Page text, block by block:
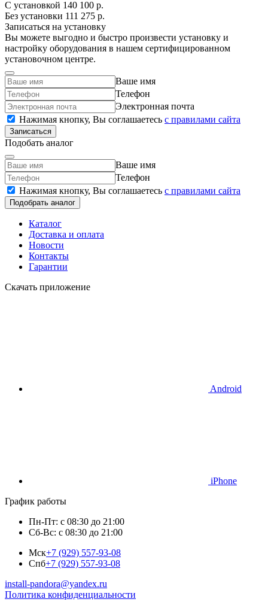
С установкой 140 100 р.
Без установки 111 275 р.
Записаться на установку
Вы можете выгодно и быстро произвести установку и
настройку оборудования в нашем сертифицированном
установочном центре.
Ваше имя
Телефон
Электронная почта
Нажимая кнопку, Вы соглашаетесь c правилами сайта
Записаться
Подобать аналог
Ваше имя
Телефон
Нажимая кнопку, Вы соглашаетесь c правилами сайта
Подобрать аналог
Каталог
Доставка и оплата
Новости
Контакты
Гарантии
Скачать приложение
Android
iPhone
График работы
Пн-Пт: с 08:30 до 21:00
Сб-Вс: с 08:30 до 21:00
Мск+7 (929) 557-93-08
Спб+7 (929) 557-93-08
install-pandora@yandex.ru
Политика конфиденциальности